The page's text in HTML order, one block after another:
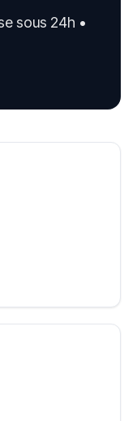
sous 24h •